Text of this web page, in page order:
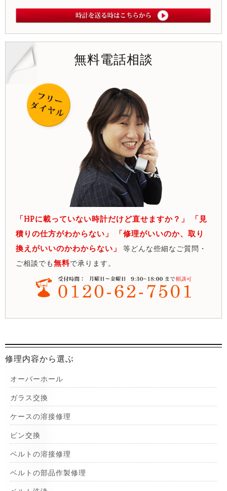
無料電話相談
「HPに載っていない時計だけど直せますか？」 「見
積りの仕方がわからない」 「修理がいいのか、取り
換えがいいのかわからない」
等どんな些細なご質問・
ご相談でも無料で承ります。
修理内容から選ぶ
オーバーホール
ガラス交換
ケースの溶接修理
ピン交換
ベルトの溶接修理
ベルトの部品作製修理